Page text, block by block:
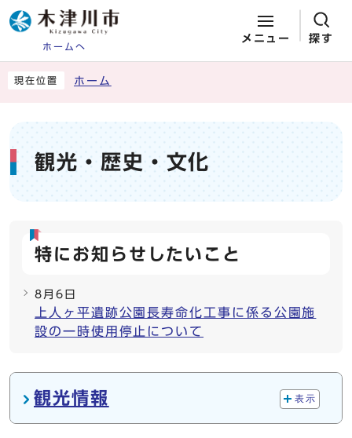
ホームへ
メニュー 探す
現在位置 ホーム
観光・歴史・文化
特にお知らせしたいこと
8月6日
上人ヶ平遺跡公園長寿命化工事に係る公園施
設の一時使用停止について
メインメニュー
観光情報 表示